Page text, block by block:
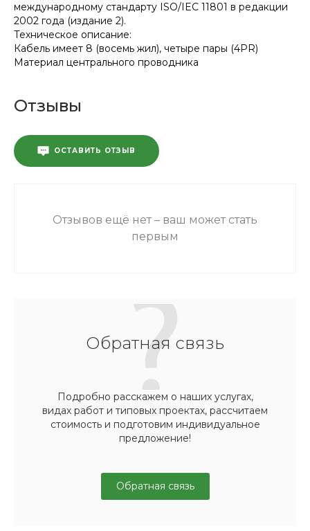
международному стандарту ISO/IEC 11801 в редакции
2002 года (издание 2).
Техническое описание:
Кабель имеет 8 (восемь жил), четыре пары (4PR)
Материал центрального проводника
Отзывы
ОСТАВИТЬ ОТЗЫВ
Отзывов ещё нет – ваш может стать
первым
Обратная связь
Подробно расскажем о наших услугах,
видах работ и типовых проектах, рассчитаем
стоимость и подготовим индивидуальное
предложение!
Обратная связь